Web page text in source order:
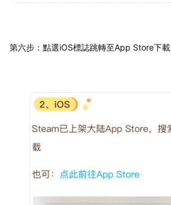
第六步：點選iOS標誌跳轉至App Store下載